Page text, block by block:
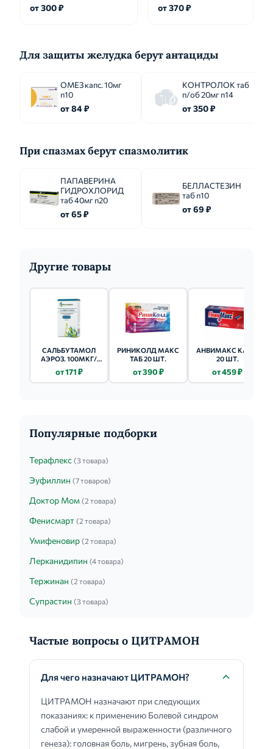
от 300 ₽ от 370 ₽
Для защиты желудка берут антациды
ОМЕЗ капс. 10мг
n10
от 84 ₽
КОНТРОЛОК таб
п/об 20мг n14
от 350 ₽
При спазмах берут спазмолитик
ПАПАВЕРИНА
ГИДРОХЛОРИД
таб 40мг n20
от 65 ₽
БЕЛЛАСТЕЗИН
таб n10
от 69 ₽
Другие товары
САЛЬБУТАМОЛ
АЭРОЗ. 100МКГ/
200ДОЗ
от 171 ₽
РИНИКОЛД МАКС
ТАБ 20 ШТ.
от 390 ₽
АНВИМАКС КАПС.
20 ШТ.
от 459 ₽
Популярные подборки
Терафлекс (3 товара)
Эуфиллин (7 товаров)
Доктор Мом (2 товара)
Фенисмарт (2 товара)
Умифеновир (2 товара)
Лерканидипин (4 товара)
Тержинан (2 товара)
Супрастин (3 товара)
Частые вопросы о ЦИТРАМОН
Для чего назначают ЦИТРАМОН?
ЦИТРАМОН назначают при следующих
показаниях: к применению Болевой синдром
слабой и умеренной выраженности (различного
генеза): головная боль, мигрень, зубная боль,